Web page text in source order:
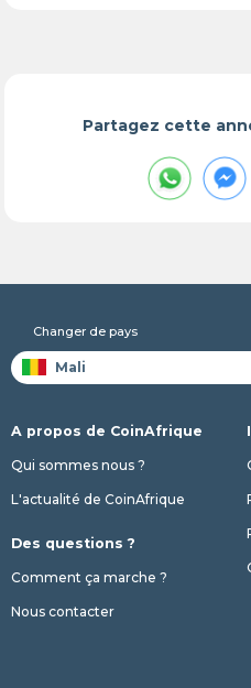
Partagez cette
Changer de pays
A propos de CoinAfrique
Qui sommes nous ?
L'actualité de CoinAfrique
Des questions ?
Comment ça marche ?
Nous contacter